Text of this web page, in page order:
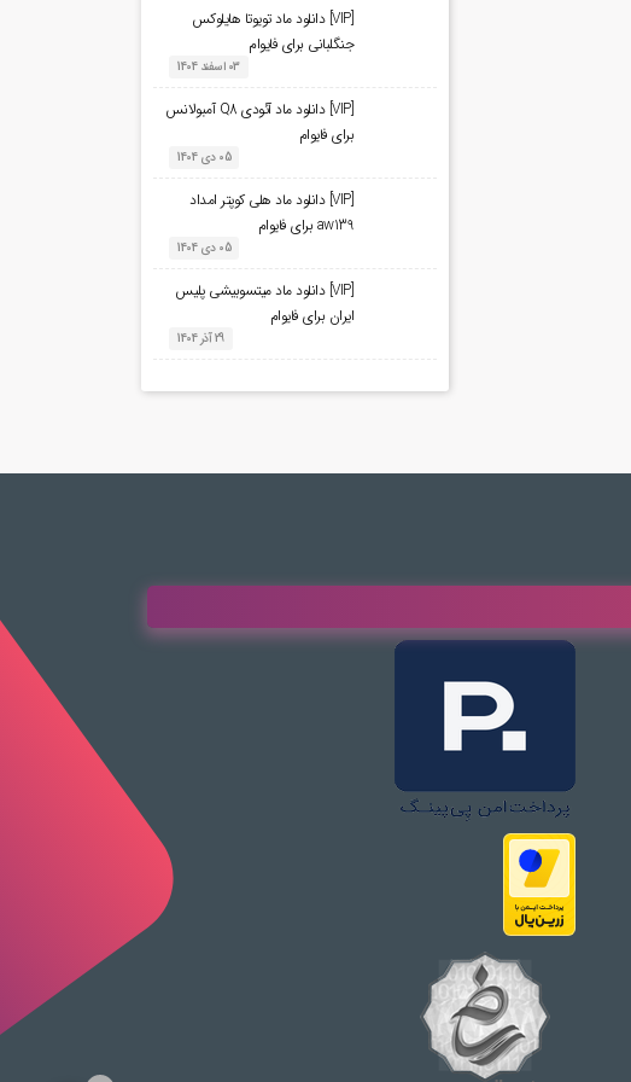
[VIP] دانلود ماد تویوتا هایلوکس
جنگلبانی برای فایوام
03 اسفند 1404
[VIP] دانلود ماد آئودی Q8 آمبولانس
برای فایوام
05 دی 1404
[VIP] دانلود ماد هلی کوپتر امداد
aw139 برای فایوام
05 دی 1404
[VIP] دانلود ماد میتسوبیشی پلیس
ایران برای فایوام
29 آذر 1404